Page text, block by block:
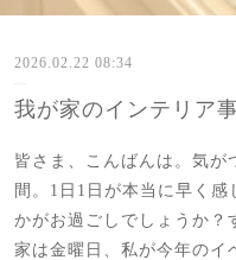
2026.02.22 08:34
我が家のインテリア
皆さま、こんばんは。気が
間。1日1日が本当に早く
かがお過ごしでしょうか？
家は金曜日、私が今年の